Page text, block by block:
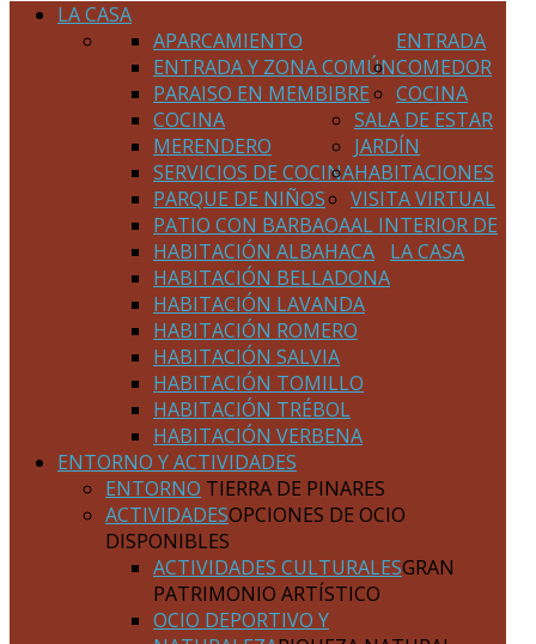
LA CASA
ENTRADA
APARCAMIENTO
ENTRADA Y ZONA COMÚN
PARAISO EN MEMBIBRE
COMEDOR
COCINA
COCINA
MERENDERO
SERVICIOS DE COCINA
SALA DE ESTAR
JARDÍN
PARQUE DE NIÑOS
PATIO CON BARBAOA
HABITACIONES
HABITACIÓN ALBAHACA
HABITACIÓN BELLADONA
HABITACIÓN LAVANDA
HABITACIÓN ROMERO
HABITACIÓN SALVIA
HABITACIÓN TOMILLO
HABITACIÓN TRÉBOL
HABITACIÓN VERBENA
VISITA VIRTUAL
AL INTERIOR DE
LA CASA
ENTORNO Y ACTIVIDADES
ENTORNO TIERRA DE PINARES
ACTIVIDADESOPCIONES DE OCIO
DISPONIBLES
ACTIVIDADES CULTURALESGRAN
PATRIMONIO ARTÍSTICO
OCIO DEPORTIVO Y